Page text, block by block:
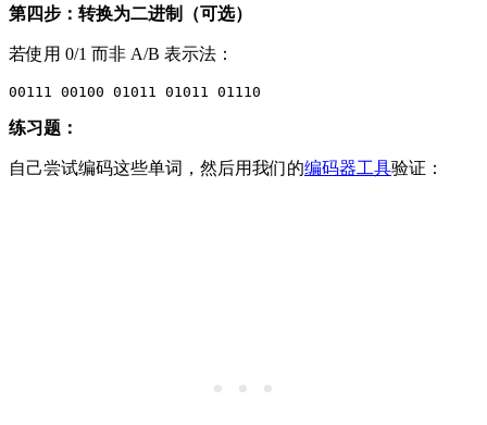
第四步：转换为二进制（可选）
若使用 0/1 而非 A/B 表示法：
练习题：
自己尝试编码这些单词，然后用我们的编码器工具验证：